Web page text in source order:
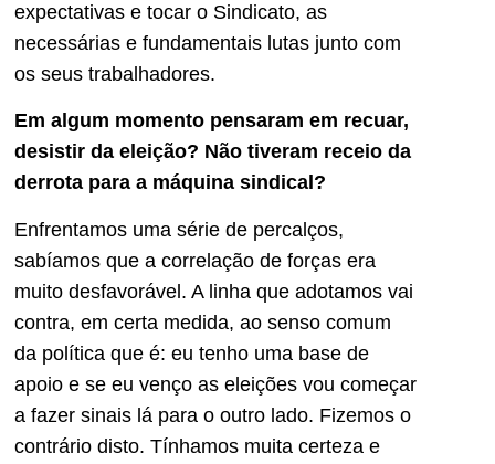
expectativas e tocar o Sindicato, as
necessárias e fundamentais lutas junto com
os seus trabalhadores.
Em algum momento pensaram em recuar,
desistir da eleição? Não tiveram receio da
derrota para a máquina sindical?
Enfrentamos uma série de percalços,
sabíamos que a correlação de forças era
muito desfavorável. A linha que adotamos vai
contra, em certa medida, ao senso comum
da política que é: eu tenho uma base de
apoio e se eu venço as eleições vou começar
a fazer sinais lá para o outro lado. Fizemos o
contrário disto. Tínhamos muita certeza e